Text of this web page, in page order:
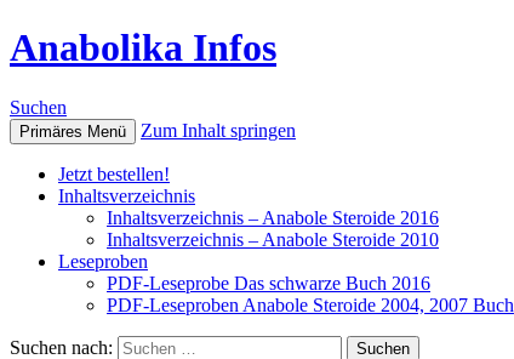
Anabolika Infos
Suchen
Primäres Menü Zum Inhalt springen
Jetzt bestellen!
Inhaltsverzeichnis
Inhaltsverzeichnis – Anabole Steroide 2016
Inhaltsverzeichnis – Anabole Steroide 2010
Leseproben
PDF-Leseprobe Das schwarze Buch 2016
PDF-Leseproben Anabole Steroide 2004, 2007 Buch
Suchen nach: